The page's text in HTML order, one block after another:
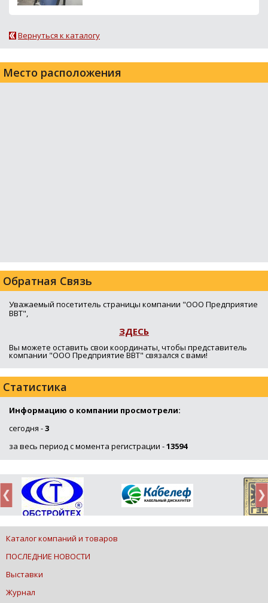
Вернуться к каталогу
Место расположения
Обратная Связь
Уважаемый посетитель страницы компании "ООО Предприятие
ВВТ",
ЗДЕСЬ
Вы можете оставить свои координаты, чтобы представитель
компании "ООО Предприятие ВВТ" связался с вами!
Статистика
Информацию о компании просмотрели:
сегодня -3
за весь период с момента регистрации -13594
Каталог компаний и товаров
ПОСЛЕДНИЕ НОВОСТИ
Выставки
Журнал